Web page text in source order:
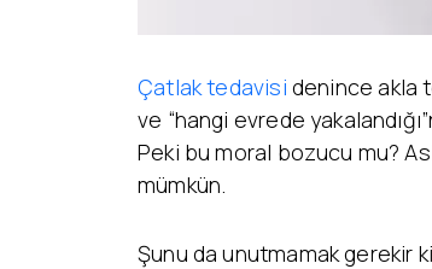
Revizyon Rinoplasti
Çatlak tedavisi denince akla
ve “hangi evrede
Peki bu moral bozucu mu?
mümkün.
Şunu da unutmamak gerekir